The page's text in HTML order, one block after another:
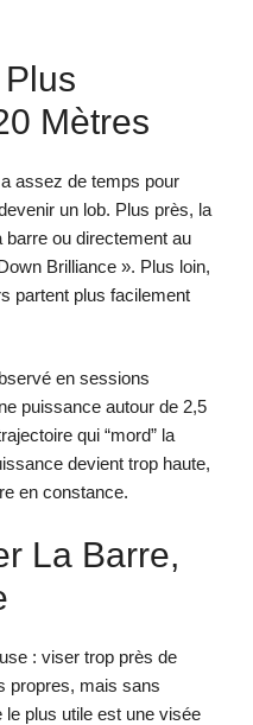
Mètres
assez de temps pour
un lob. Plus près, la
barre ou directement au
Brilliance ». Plus loin,
partent plus facilement
en sessions
puissance autour de 2,5
qui “mord” la
devient trop haute,
en constance.
La Barre,
: viser trop près de
propres, mais sans
plus utile est une visée